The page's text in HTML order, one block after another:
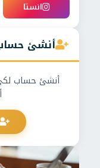
انستا
أنشئ
أنشئ حساب